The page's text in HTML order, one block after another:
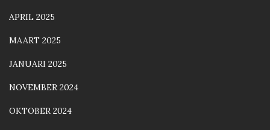
APRIL 2025
MAART 2025
JANUARI 2025
NOVEMBER 2024
OKTOBER 2024